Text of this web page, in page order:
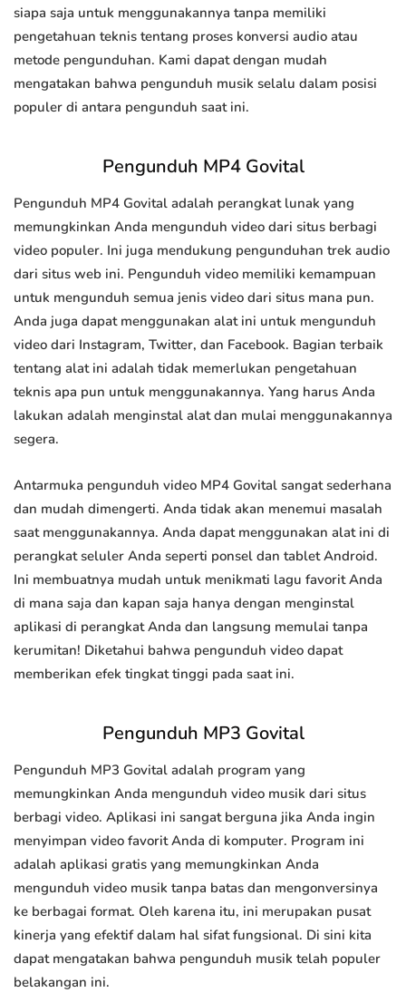
siapa saja untuk menggunakannya tanpa memiliki
pengetahuan teknis tentang proses konversi audio atau
metode pengunduhan. Kami dapat dengan mudah
mengatakan bahwa pengunduh musik selalu dalam posisi
populer di antara pengunduh saat ini.
Pengunduh MP4 Govital
Pengunduh MP4 Govital adalah perangkat lunak yang
memungkinkan Anda mengunduh video dari situs berbagi
video populer. Ini juga mendukung pengunduhan trek audio
dari situs web ini. Pengunduh video memiliki kemampuan
untuk mengunduh semua jenis video dari situs mana pun.
Anda juga dapat menggunakan alat ini untuk mengunduh
video dari Instagram, Twitter, dan Facebook. Bagian terbaik
tentang alat ini adalah tidak memerlukan pengetahuan
teknis apa pun untuk menggunakannya. Yang harus Anda
lakukan adalah menginstal alat dan mulai menggunakannya
segera.
Antarmuka pengunduh video MP4 Govital sangat sederhana
dan mudah dimengerti. Anda tidak akan menemui masalah
saat menggunakannya. Anda dapat menggunakan alat ini di
perangkat seluler Anda seperti ponsel dan tablet Android.
Ini membuatnya mudah untuk menikmati lagu favorit Anda
di mana saja dan kapan saja hanya dengan menginstal
aplikasi di perangkat Anda dan langsung memulai tanpa
kerumitan! Diketahui bahwa pengunduh video dapat
memberikan efek tingkat tinggi pada saat ini.
Pengunduh MP3 Govital
Pengunduh MP3 Govital adalah program yang
memungkinkan Anda mengunduh video musik dari situs
berbagi video. Aplikasi ini sangat berguna jika Anda ingin
menyimpan video favorit Anda di komputer. Program ini
adalah aplikasi gratis yang memungkinkan Anda
mengunduh video musik tanpa batas dan mengonversinya
ke berbagai format. Oleh karena itu, ini merupakan pusat
kinerja yang efektif dalam hal sifat fungsional. Di sini kita
dapat mengatakan bahwa pengunduh musik telah populer
belakangan ini.